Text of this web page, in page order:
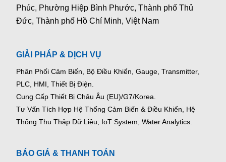
Phúc, Phường Hiệp Bình Phước, Thành phố Thủ
Đức, Thành phố Hồ Chí Minh, Việt Nam
GIẢI PHÁP & DỊCH VỤ
Phân Phối Cảm Biến, Bộ Điều Khiển, Gauge, Transmitter,
PLC, HMI, Thiết Bị Điện.
Cung Cấp Thiết Bị Châu Âu (EU)/G7/Korea.
Tư Vấn Tích Hợp Hệ Thống Cảm Biến & Điều Khiển, Hệ
Thống Thu Thập Dữ Liệu, IoT System, Water Analytics.
BÁO GIÁ & THANH TOÁN